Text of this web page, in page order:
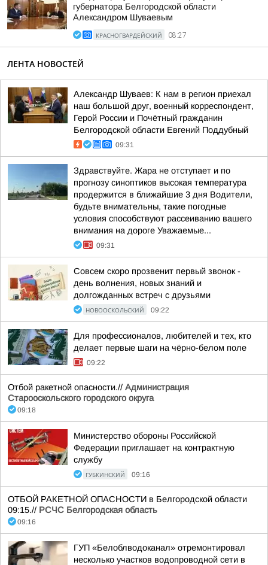
губернатора Белгородской области
Александром Шуваевым
КРАСНОГВАРДЕЙСКИЙ 08:27
ЛЕНТА НОВОСТЕЙ
Александр Шуваев: К нам в регион приехал
наш большой друг, военный корреспондент,
Герой России и Почётный гражданин
Белгородской области Евгений Поддубный
09:31
Здравствуйте. Жара не отступает и по
прогнозу синоптиков высокая температура
продержится в ближайшие 3 дня Водители,
будьте внимательны, такие погодные
условия способствуют рассеиванию вашего
внимания на дороге Уважаемые...
09:31
Совсем скоро прозвенит первый звонок -
день волнения, новых знаний и
долгожданных встреч с друзьями
НОВООСКОЛЬСКИЙ 09:22
Для профессионалов, любителей и тех, кто
делает первые шаги на чёрно-белом поле
09:22
Отбой ракетной опасности.// Администрация
Старооскольского городского округа
09:18
Министерство обороны Российской
Федерации приглашает на контрактную
службу
ГУБКИНСКИЙ 09:16
ОТБОЙ РАКЕТНОЙ ОПАСНОСТИ в Белгородской области
09:15.// РСЧС Белгородская область
09:16
ГУП «Белоблводоканал» отремонтировал
несколько участков водопроводной сети в